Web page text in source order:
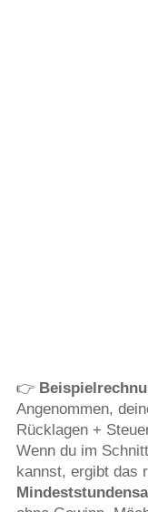
👉
Angenommen,
Rücklagen +
Wenn du im
kannst, ergibt das